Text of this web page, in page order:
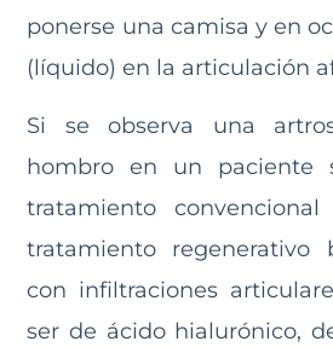
ponerse una camisa y en
(líquido) en la articulación
Si se observa una
hombro en un paciente
tratamiento
tratamiento regenerativo
con infiltraciones
ser de ácido hialurónico,